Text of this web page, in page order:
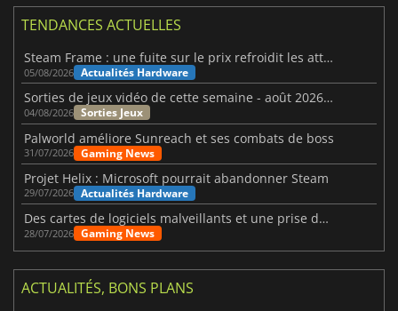
TENDANCES ACTUELLES
Steam Frame : une fuite sur le prix refroidit les attentes VR
05/08/2026 Actualités Hardware
Sorties de jeux vidéo de cette semaine - août 2026 (semaine 32)
04/08/2026 Sorties Jeux
Palworld améliore Sunreach et ses combats de boss
31/07/2026 Gaming News
Projet Helix : Microsoft pourrait abandonner Steam
29/07/2026 Actualités Hardware
Des cartes de logiciels malveillants et une prise de contrôle de Discord ont touché Meccha Chameleon
28/07/2026 Gaming News
ACTUALITÉS, BONS PLANS